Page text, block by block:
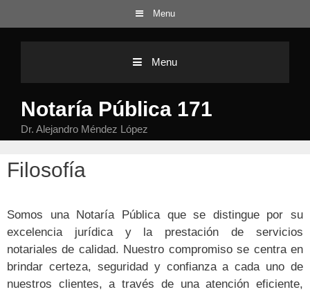
Menu
Menu
Notaría Pública 171
Dr. Alejandro Méndez López
Filosofía
Somos una Notaría Pública que se distingue por su
excelencia jurídica y la prestación de servicios
notariales de calidad. Nuestro compromiso se centra en
brindar certeza, seguridad y confianza a cada uno de
nuestros clientes, a través de una atención eficiente,